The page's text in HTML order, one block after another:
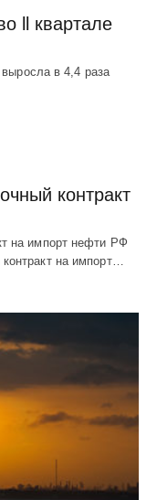
ll квартале
в 4,4 раза
контракт
на импорт нефти РФ
контракт на импорт…